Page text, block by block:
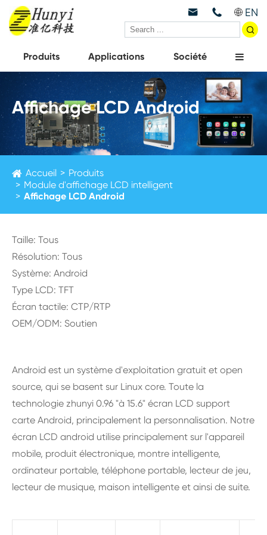
  EN

Produits Applications Société
Affichage LCD Android
Accueil
Produits
Module d'affichage LCD intelligent
Affichage LCD Android
Taille: Tous
Résolution: Tous
Système: Android
Type LCD: TFT
Écran tactile: CTP/RTP
OEM/ODM: Soutien
Android est un système d'exploitation gratuit et open
source, qui se basent sur Linux core. Toute la
technologie zhunyi 0.96 "à 15.6" écran LCD support
carte Android, principalement la personnalisation. Notre
écran LCD android utilise principalement sur l'appareil
mobile, produit électronique, montre intelligente,
ordinateur portable, téléphone portable, lecteur de jeu,
lecteur de musique, maison intelligente et ainsi de suite.